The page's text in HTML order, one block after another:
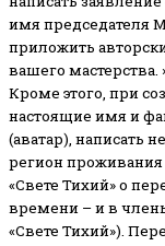
имя председателя
приложить
вашего мастерства.
Кроме этого, при
настоящие имя и
(аватар), написать
регион
«Свете Тихий» о
времени – и в
«Свете Тихий»).